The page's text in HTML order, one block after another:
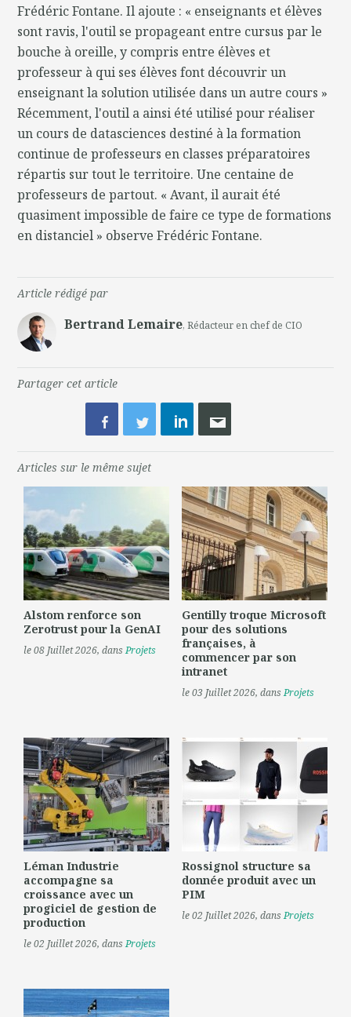
Frédéric Fontane. Il ajoute : « enseignants et élèves
sont ravis, l'outil se propageant entre cursus par le
bouche à oreille, y compris entre élèves et
professeur à qui ses élèves font découvrir un
enseignant la solution utilisée dans un autre cours »
Récemment, l'outil a ainsi été utilisé pour réaliser
un cours de datasciences destiné à la formation
continue de professeurs en classes préparatoires
répartis sur tout le territoire. Une centaine de
professeurs de partout. « Avant, il aurait été
quasiment impossible de faire ce type de formations
en distanciel » observe Frédéric Fontane.
Article rédigé par
Bertrand Lemaire, Rédacteur en chef de CIO
Partager cet article
Articles sur le même sujet
Alstom renforce son
Zerotrust pour la GenAI
le 08 Juillet 2026, dansProjets
Gentilly troque Microsoft
pour des solutions
françaises, à
commencer par son
intranet
le 03 Juillet 2026, dansProjets
Léman Industrie
accompagne sa
croissance avec un
progiciel de gestion de
production
le 02 Juillet 2026, dansProjets
Rossignol structure sa
donnée produit avec un
PIM
le 02 Juillet 2026, dansProjets